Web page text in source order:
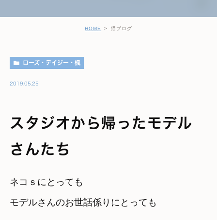
HOME 猫ブログ
ローズ・デイジー・楓
2019.05.25
スタジオから帰ったモデル
さんたち
ネコｓにとっても
モデルさんのお世話係りにとっても